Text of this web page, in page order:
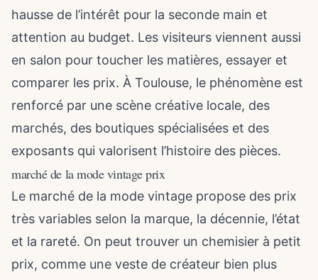
hausse de l’intérêt pour la seconde main et
attention au budget. Les visiteurs viennent aussi
en salon pour toucher les matières, essayer et
comparer les prix. À Toulouse, le phénomène est
renforcé par une scène créative locale, des
marchés, des boutiques spécialisées et des
exposants qui valorisent l’histoire des pièces.
marché de la mode vintage prix
Le marché de la mode vintage propose des prix
très variables selon la marque, la décennie, l’état
et la rareté. On peut trouver un chemisier à petit
prix, comme une veste de créateur bien plus